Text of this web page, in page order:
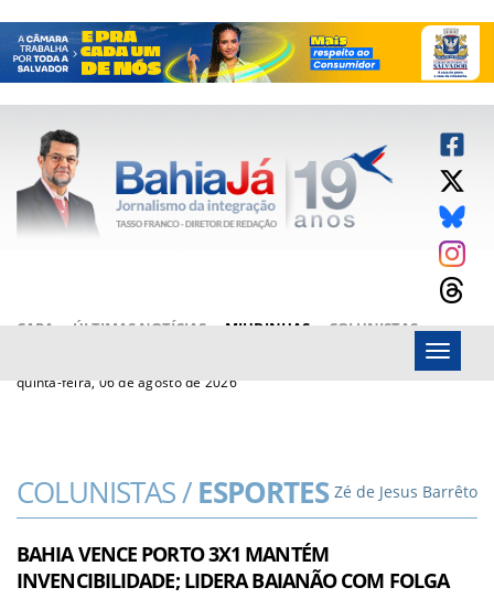
CAPA ÚLTIMAS NOTÍCIAS MIUDINHAS
COLUNISTAS
quinta-feira, 06 de agosto de 2026
Menu
COLUNISTAS /ESPORTES Zé de Jesus Barrêto
BAHIA VENCE PORTO 3X1 MANTÉM
INVENCIBILIDADE; LIDERA BAIANÃO COM FOLGA